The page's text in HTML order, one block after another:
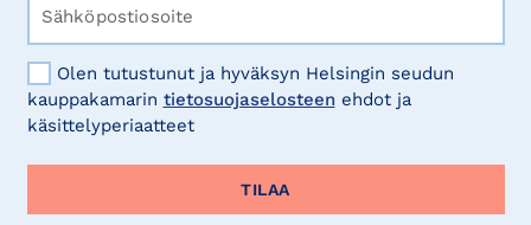
Olen tutustunut ja hyväksyn Helsingin seudun
kauppakamarin tietosuojaselosteen ehdot ja
käsittelyperiaatteet